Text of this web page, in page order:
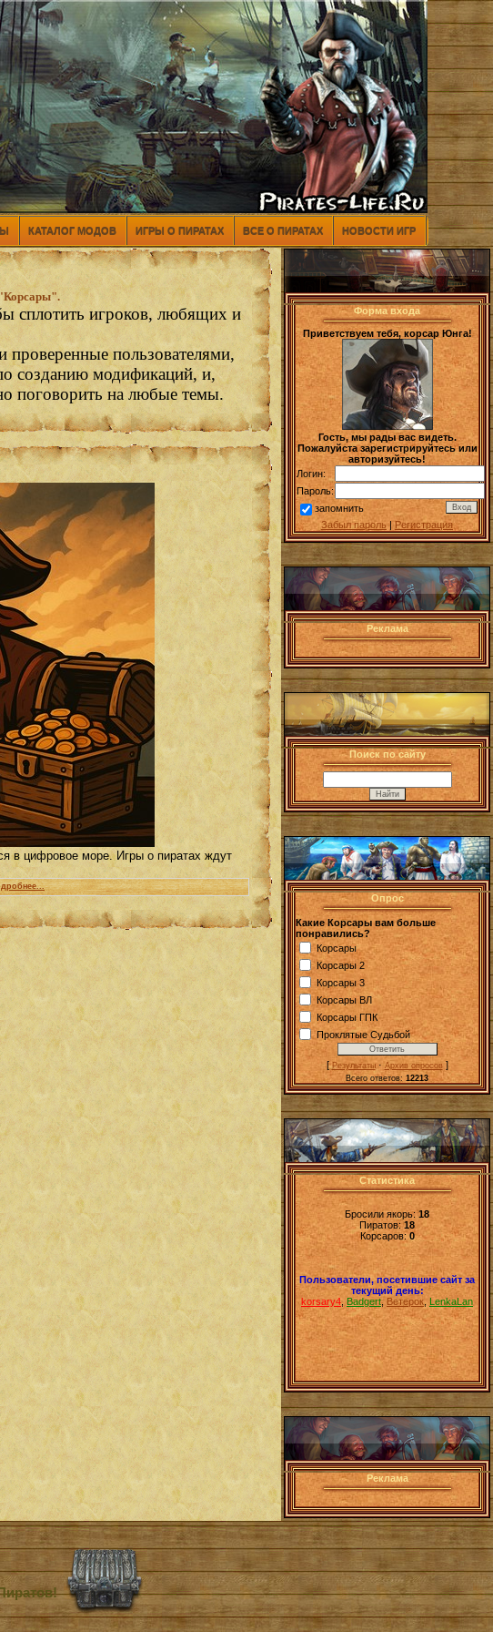
КАТАЛОГ МОДОВ ИГРЫ О ПИРАТАХ ВСЕ О ПИРАТАХ НОВОСТИ ИГР
сплотить игроков, любящих и
пользователями,
созданию модификаций, и,
поговорить на любые темы.
в цифровое море. Игры о пиратах ждут
Форма входа
Приветствуем тебя, корсар Юнга!
Гость, мы рады вас видеть.
Пожалуйста зарегистрируйтесь или
авторизуйтесь!
Логин:
Пароль:
запомнить
Забыл пароль|Регистрация
Реклама
Поиск по сайту
Опрос
Какие Корсары вам больше
понравились?
Корсары
Корсары 2
Корсары 3
Корсары ВЛ
Корсары ГПК
Проклятые Судьбой
[Результаты· Архив опросов]
Всего ответов: 12213
Статистика
Бросили якорь:18
Пиратов:18
Корсаров:0
Пользователи, посетившие сайт за
текущий день:
korsary4, Badgert, Ветерок, LenkaLan
Реклама